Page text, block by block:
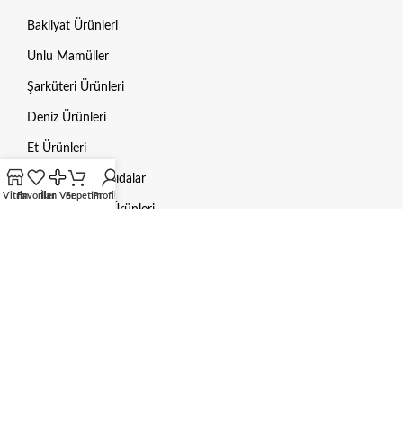
Bakliyat Ürünleri
Unlu Mamüller
Şarküteri Ürünleri
Deniz Ürünleri
Et Ürünleri
Dondurulmuş Gıdalar
Hayvan Bakım Ürünleri
VitrinFavorilerİlan VerSepetimProfilim